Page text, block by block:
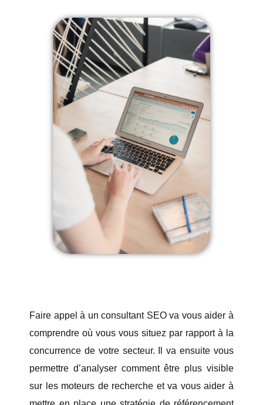
Faire appel à un consultant SEO va vous aider à
comprendre où vous vous situez par rapport à la
concurrence de votre secteur. Il va ensuite vous
permettre d’analyser comment être plus visible
sur les moteurs de recherche et va vous aider à